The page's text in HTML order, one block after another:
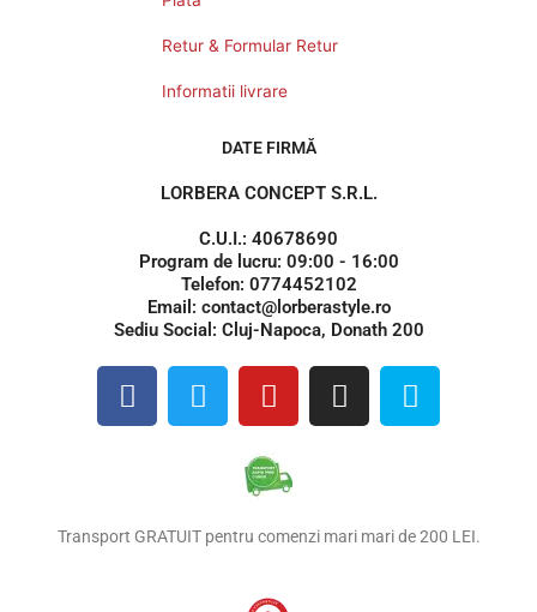
Retur & Formular Retur
Informatii livrare
DATE FIRMĂ
LORBERA CONCEPT S.R.L.
C.U.I.: 40678690
Program de lucru: 09:00 - 16:00
Telefon: 0774452102
Email: contact@lorberastyle.ro
Sediu Social: Cluj-Napoca, Donath 200
F
a
o
T
w
e
Y
o
t
u
b
I
n
g
S
k
Transport GRATUIT pentru comenzi mari mari de 200 LEI.